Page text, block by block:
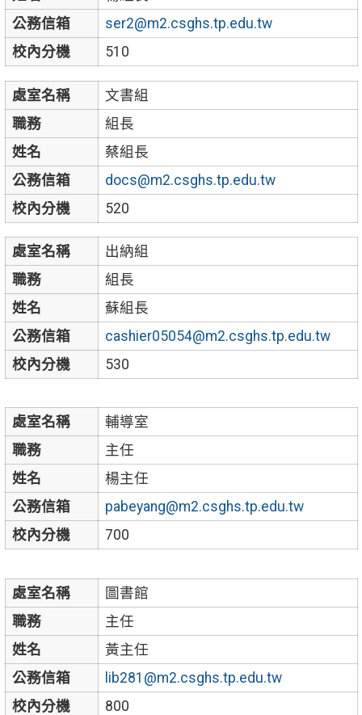
公務信箱
ser2@m2.csghs.tp.edu.tw
校內分機
510
處室名稱
文書組
職務
組長
姓名
蔡組長
公務信箱
docs@m2.csghs.tp.edu.tw
校內分機
520
處室名稱
出納組
職務
組長
姓名
蘇組長
公務信箱
cashier05054@m2.csghs.tp.edu.tw
校內分機
530
處室名稱
輔導室
職務
主任
姓名
楊主任
公務信箱
pabeyang@m2.csghs.tp.edu.tw
校內分機
700
處室名稱
圖書館
職務
主任
姓名
黃主任
公務信箱
lib281@m2.csghs.tp.edu.tw
校內分機
800